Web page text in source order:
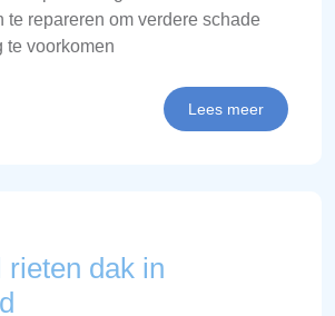
te repareren om verdere schade
te voorkomen
Lees meer
rieten dak in